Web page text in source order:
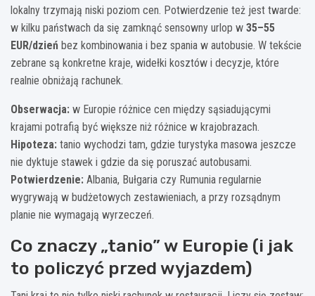
lokalny trzymają niski poziom cen. Potwierdzenie też jest twarde:
w kilku państwach da się zamknąć sensowny urlop w 35–55
EUR/dzień bez kombinowania i bez spania w autobusie. W tekście
zebrane są konkretne kraje, widełki kosztów i decyzje, które
realnie obniżają rachunek.
Obserwacja: w Europie różnice cen między sąsiadującymi
krajami potrafią być większe niż różnice w krajobrazach.
Hipoteza: tanio wychodzi tam, gdzie turystyka masowa jeszcze
nie dyktuje stawek i gdzie da się poruszać autobusami.
Potwierdzenie: Albania, Bułgaria czy Rumunia regularnie
wygrywają w budżetowych zestawieniach, a przy rozsądnym
planie nie wymagają wyrzeczeń.
Co znaczy „tanio” w Europie (i jak
to policzyć przed wyjazdem)